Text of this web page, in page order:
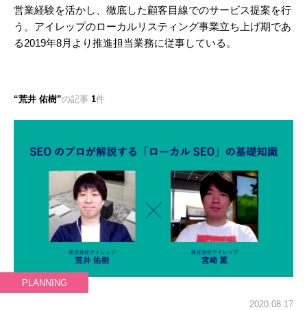
営業経験を活かし、徹底した顧客目線でのサービス提案を行
う。アイレップのローカルリスティング事業立ち上げ期であ
る2019年8月より推進担当業務に従事している。
荒井 佑樹 の記事 1件
PLANNING
2020.08.17